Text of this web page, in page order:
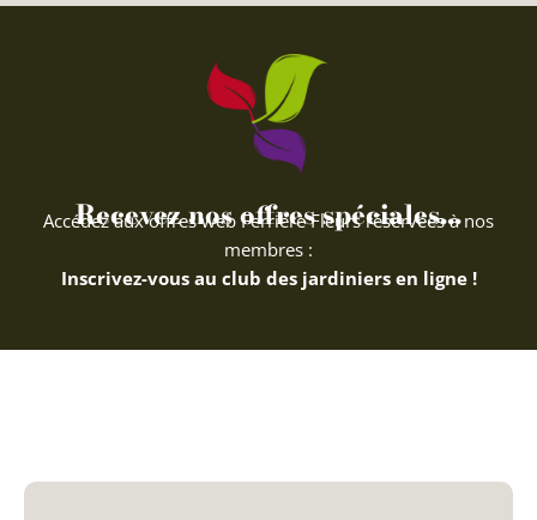
Recevez nos offres spéciales...
Accédez aux offres web Ferriere Fleurs réservées à nos
membres :
Inscrivez-vous au club des jardiniers en ligne !